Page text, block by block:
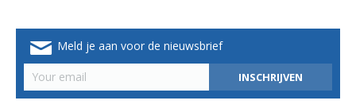
Meld je aan voor de nieuwsbrief